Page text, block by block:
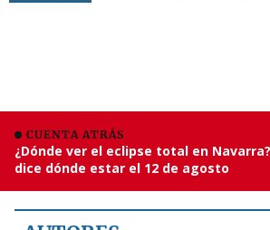
CUENTA ATRÁS
¿Dónde ver el eclipse total en
dice dónde estar el 12 de agosto